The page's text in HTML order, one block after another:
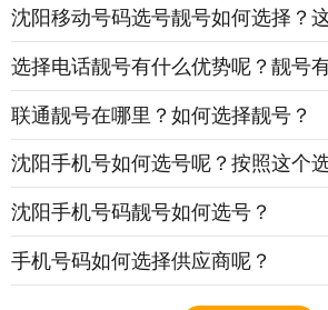
沈阳移动号码选号靓号如何选择？
选择电话靓号有什么优势呢？靓号
联通靓号在哪里？如何选择靓号？
沈阳手机号如何选号呢？按照这个
沈阳手机号码靓号如何选号？
手机号码如何选择供应商呢？